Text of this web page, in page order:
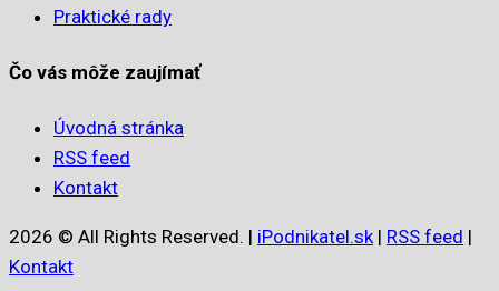
Praktické rady
Čo vás môže zaujímať
Úvodná stránka
RSS feed
Kontakt
2026 © All Rights Reserved. | iPodnikatel.sk | RSS feed |
Kontakt